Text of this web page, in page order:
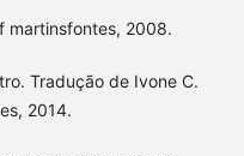
martinsfontes, 2008.
Tradução de Ivone C.
2014.